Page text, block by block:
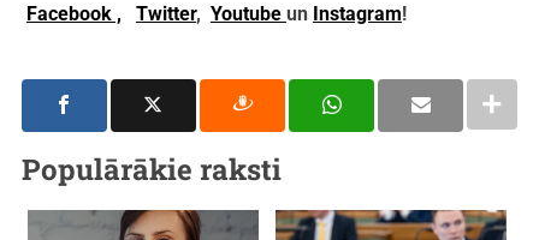
Facebook ,
Twitter, Youtube un Instagram!
Populārākie raksti